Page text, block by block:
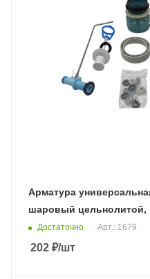
Арматура
шаровый цельнолитой,
Достаточно Арт.: 1679
202 ₽/шт